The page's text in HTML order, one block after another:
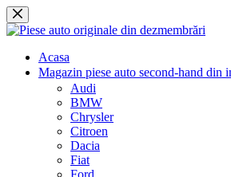
Sari
la
Acasa
Magazin piese auto second-hand din
Audi
BMW
Chrysler
Citroen
Dacia
Fiat
Ford